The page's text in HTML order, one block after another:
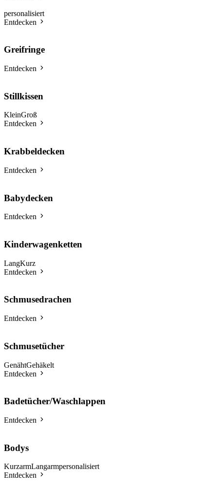
personalisiert
Entdecken
Greifringe
Entdecken
Stillkissen
KleinGroß
Entdecken
Krabbeldecken
Entdecken
Babydecken
Entdecken
Kinderwagenketten
LangKurz
Entdecken
Schmusedrachen
Entdecken
Schmusetücher
GenähtGehäkelt
Entdecken
Badetücher/Waschlappen
Entdecken
Bodys
KurzarmLangarmpersonalisiert
Entdecken